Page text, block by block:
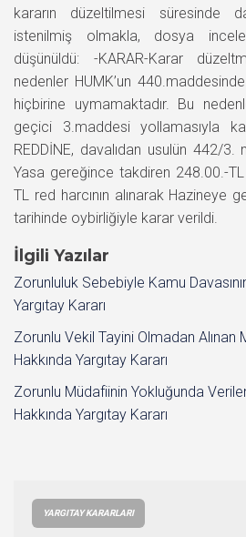
kararın düzeltilmesi süresinde
istenilmiş olmakla, dosya
düşünüldü: -KARAR-Karar
nedenler HUMK’un
hiçbirine uymamaktadır. Bu
geçici 3.maddesi yollamasıyla
REDDİNE, davalıdan usulün 442/3.
Yasa gereğince takdiren 248.00.-
TL red harcının alınarak Hazineye
tarihinde oybirliğiyle karar verildi.
İlgili Yazılar
Zorunluluk Sebebiyle Kamu
Yargıtay Kararı
Zorunlu Vekil Tayini Olmadan Alınan
Hakkında Yargıtay Kararı
Zorunlu Müdafiinin Yokluğunda Verilen
Hakkında Yargıtay Kararı
YARGITAY KARARLARI